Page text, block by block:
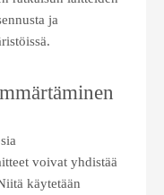
ja
voivat yhdistää
käytetään